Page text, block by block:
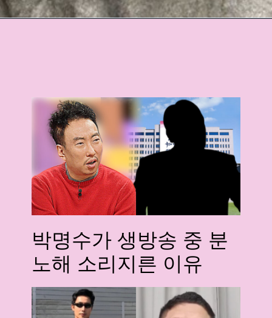
박명수가 생방송 중 분
노해 소리지른 이유